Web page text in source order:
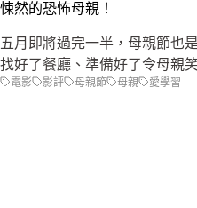
悚然的恐怖母親！
五月即將過完一半，母親節也
找好了餐廳、準備好了令母親
電影 影評 母親節 母親 愛學習